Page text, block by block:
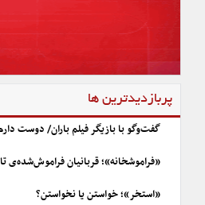
پربازدیدترین ها
گفت‌وگو با بازیگر فیلم باران/ دوست
«فراموشخانه»؛ قربانیان فراموش‌شده‌ی
«استخر»؛ خواستن یا نخواستن؟